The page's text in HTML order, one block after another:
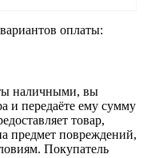
оплаты:
наличными, вы
и передаёте ему сумму
товар,
предмет повреждений,
Покупатель